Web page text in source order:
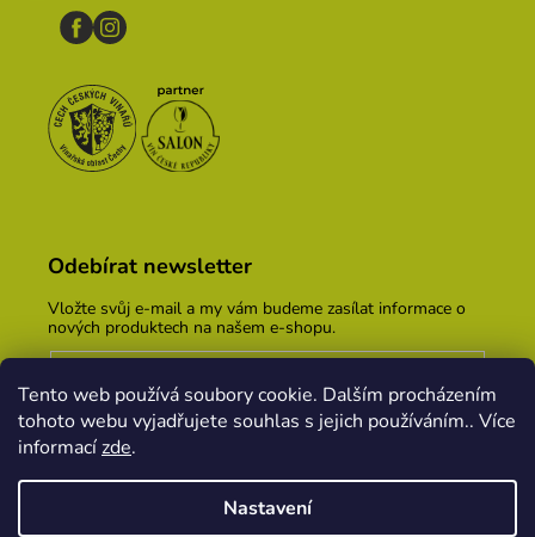
Tento web používá soubory cookie. Dalším procházením
tohoto webu vyjadřujete souhlas s jejich používáním.. Více
informacízde.
Nastavení
Odebírat newsletter
Vložte svůj e-mail a my vám budeme zasílat informace o
nových produktech na našem e-shopu.
Vložením e-mailu souhlasíte spodmínkami ochrany
osobních údajů
PŘIHLÁSIT SE